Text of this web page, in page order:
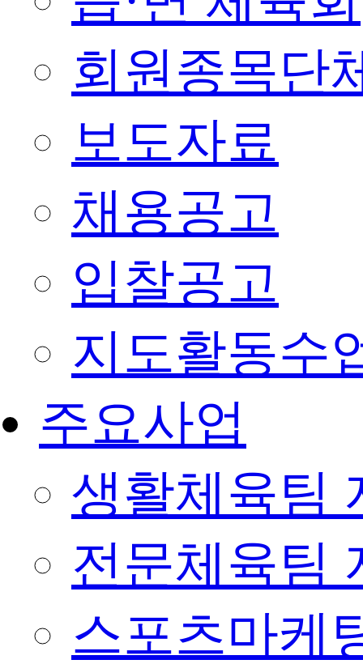
회원종목단
보도자료
채용공고
입찰공고
지도활동수
주요사업
생활체육팀
전문체육팀
스포츠마케